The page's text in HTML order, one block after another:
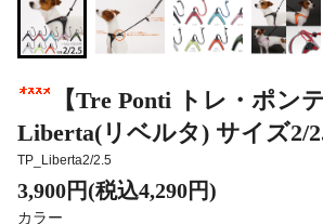
【Tre Ponti トレ・ポンテ
Liberta(リベルタ) サイズ2/
TP_Liberta2/2.5
3,900円(税込4,290円)
カラー